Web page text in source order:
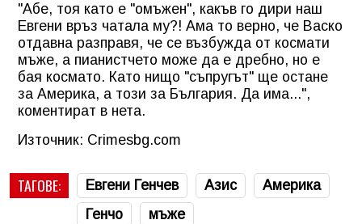
"Абе, тоя като е "омъжен", какъв го дири наш
Евгени връз чатала му?! Ама то верно, че Васко
отдавна разправя, че се възбужда от космати
мъже, а пианистчето може да е дребно, но е
бая космато. Като нищо "съпругът" ще остане
за Америка, а този за България. Да има...",
коментират в нета.
Източник: Crimesbg.com
ТАГОВЕ: Евгени Генчев Азис
Америка
Генчо
мъже